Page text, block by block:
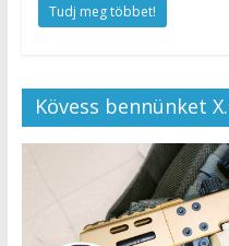
Tudj meg többet!
Kövess bennünket